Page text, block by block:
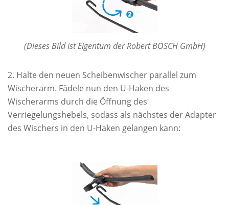
(Dieses Bild ist Eigentum der Robert BOSCH GmbH)
Halte den neuen Scheibenwischer parallel zum
Wischerarm. Fädele nun den U-Haken des
Wischerarms durch die Öffnung des
Verriegelungshebels, sodass als nächstes der Adapter
des Wischers in den U-Haken gelangen kann: